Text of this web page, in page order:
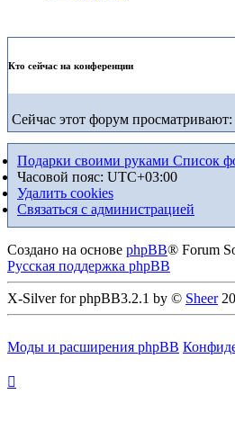
Кто сейчас на конференции
Сейчас этот форум просматривают:
Подарки своими руками Список
Часовой пояс: UTC+03:00
Удалить cookies
Связаться с администрацией
Создано на основе phpBB® Forum
Русская поддержка phpBB
X-Silver for phpBB3.2.1 by © Sheer
Моды и расширения phpBB